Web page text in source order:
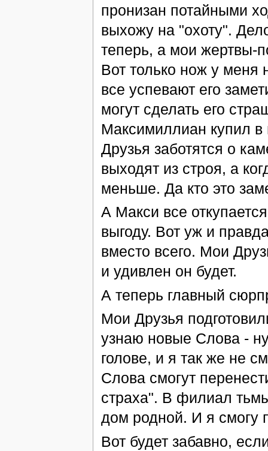
пронизан потайными
выхожу на "охоту".
теперь, а мои жертвы-
Вот только нож у меня
все успевают его
могут сделать его
Максимиллиан купил в
Друзья заботятся о
выходят из строя, а
меньше. Да кто это
А Макси все
выгоду. Вот уж и
вместо всего. Мои
и удивлен он будет.
А теперь главный
Мои Друзья
узнаю новые Слова -
голове, и я так же не
Слова смогут
страха". В филиал
дом родной. И я смогу
Вот будет забавно,